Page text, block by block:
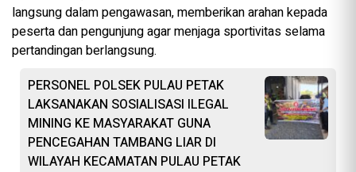
langsung dalam pengawasan, memberikan arahan kepada
peserta dan pengunjung agar menjaga sportivitas selama
pertandingan berlangsung.
PERSONEL POLSEK PULAU PETAK
LAKSANAKAN SOSIALISASI ILEGAL
MINING KE MASYARAKAT GUNA
PENCEGAHAN TAMBANG LIAR DI
WILAYAH KECAMATAN PULAU PETAK